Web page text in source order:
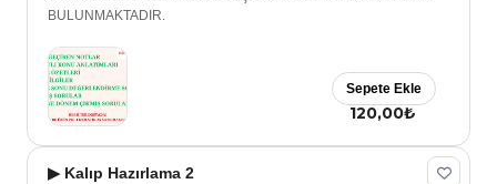
BULUNMAKTADIR.
120,00₺
Sepete Ekle
▶ Kalıp Hazırlama 2